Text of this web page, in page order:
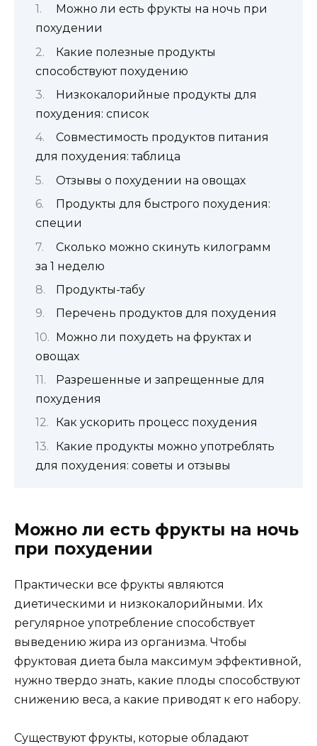
Можно ли есть фрукты на ночь при
похудении
Какие полезные продукты
способствуют похудению
Низкокалорийные продукты для
похудения: список
Совместимость продуктов питания
для похудения: таблица
Отзывы о похудении на овощах
Продукты для быстрого похудения:
специи
Сколько можно скинуть килограмм
за 1 неделю
Продукты-табу
Перечень продуктов для похудения
Можно ли похудеть на фруктах и
овощах
Разрешенные и запрещенные для
похудения
Как ускорить процесс похудения
Какие продукты можно употреблять
для похудения: советы и отзывы
Можно ли есть фрукты на ночь
при похудении
Практически все фрукты являются
диетическими и низкокалорийными. Их
регулярное употребление способствует
выведению жира из организма. Чтобы
фруктовая диета была максимум эффективной,
нужно твердо знать, какие плоды способствуют
снижению веса, а какие приводят к его набору.
Существуют фрукты, которые обладают